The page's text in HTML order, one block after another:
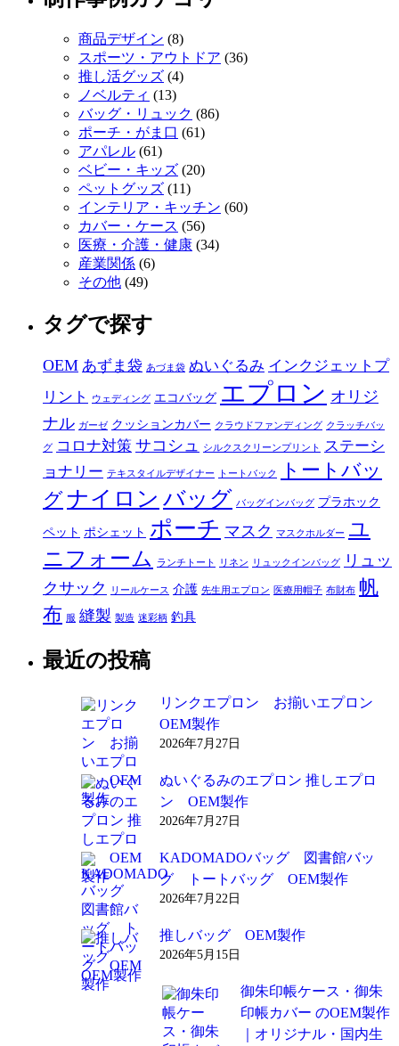
商品デザイン (8)
スポーツ・アウトドア (36)
推し活グッズ (4)
ノベルティ (13)
バッグ・リュック (86)
ポーチ・がま口 (61)
アパレル (61)
ベビー・キッズ (20)
ペットグッズ (11)
インテリア・キッチン (60)
カバー・ケース (56)
医療・介護・健康 (34)
産業関係 (6)
その他 (49)
タグで探す
OEM あずま袋 あづま袋 ぬいぐるみ インクジェットプ
リント
ウェディング エコバッグ エプロン オリジ
ナル ガーゼ クッションカバー クラウドファンディング クラッチバッ
グ コロナ対策 サコシュ シルクスクリーンプリント
ステーシ
ョナリー テキスタイルデザイナー トートバック
トートバッ
グナイロン バッグ バッグインバッグ プラホック
ペット ポシェット ポーチ マスク マスクホルダー ユ
ニフォーム
ランチトート リネン リュックインバッグ
リュッ
クサック
リールケース 介護 先生用エプロン 医療用帽子 布財布 帆
布 服 縫製 製造 迷彩柄 釣具
最近の投稿
リンクエプロン お揃いエプロン
OEM製作
2026年7月27日
ぬいぐるみのエプロン 推しエプロ
ン OEM製作
2026年7月27日
KADOMADOバッグ 図書館バッ
グ トートバッグ OEM製作
2026年7月22日
推しバッグ OEM製作
2026年5月15日
御朱印帳ケース・御朱
印帳カバー のOEM製作
｜オリジナル・国内生